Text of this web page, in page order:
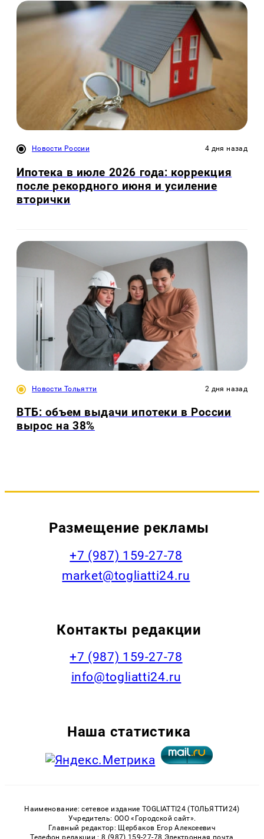
Новости России 4 дня назад
Ипотека в июле 2026 года: коррекция
после рекордного июня и усиление
вторички
Новости Тольятти 2 дня назад
ВТБ: объем выдачи ипотеки в России
вырос на 38%
Размещение рекламы
+7 (987) 159-27-78
market@togliatti24.ru
Контакты редакции
+7 (987) 159-27-78
info@togliatti24.ru
Наша статистика
Наименование: сетевое издание TOGLIATTI24 (ТОЛЬЯТТИ24)
Учредитель: ООО «Городской сайт».
Главный редактор: Щербаков Егор Алексеевич
Телефон редакции : 8 (987) 159-27-78 Электронная почта